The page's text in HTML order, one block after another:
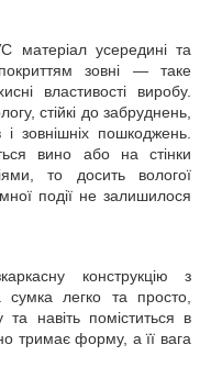
матеріал усередині та
зовні — таке
властивості виробу.
стійкі до забруднень,
зовнішніх пошкоджень.
вино або на стінки
то досить вологої
події не залишилося
конструкцію з
легко та просто,
навіть поміститься в
тримає форму, а її вага